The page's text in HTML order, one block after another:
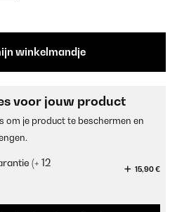
winkelmandje
voor jouw product
om je product te beschermen en
(+ 12
15,90 €